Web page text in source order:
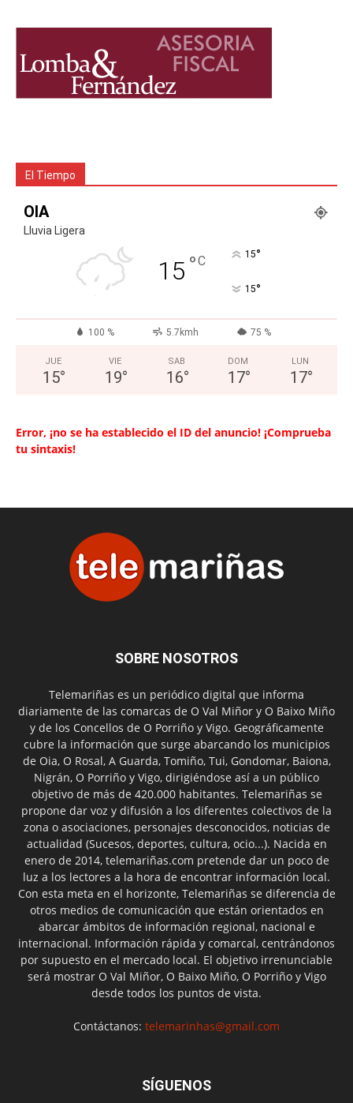
El Tiempo
OIA
Lluvia Ligera
15 °C 15°
15°
100 % 5.7kmh 75 %
JUE
15°
VIE
19°
SAB
16°
DOM
17°
LUN
17°
Error, ¡no se ha establecido el ID del anuncio! ¡Comprueba
tu sintaxis!
SOBRE NOSOTROS
Telemariñas es un periódico digital que informa
diariamente de las comarcas de O Val Miñor y O Baixo Miño
y de los Concellos de O Porriño y Vigo. Geográficamente
cubre la información que surge abarcando los municipios
de Oia, O Rosal, A Guarda, Tomiño, Tui, Gondomar, Baiona,
Nigrán, O Porriño y Vigo, dirigiéndose así a un público
objetivo de más de 420.000 habitantes. Telemariñas se
propone dar voz y difusión a los diferentes colectivos de la
zona o asociaciones, personajes desconocidos, noticias de
actualidad (Sucesos, deportes, cultura, ocio...). Nacida en
enero de 2014, telemariñas.com pretende dar un poco de
luz a los lectores a la hora de encontrar información local.
Con esta meta en el horizonte, Telemariñas se diferencia de
otros medios de comunicación que están orientados en
abarcar ámbitos de información regional, nacional e
internacional. Información rápida y comarcal, centrándonos
por supuesto en el mercado local. El objetivo irrenunciable
será mostrar O Val Miñor, O Baixo Miño, O Porriño y Vigo
desde todos los puntos de vista.
Contáctanos: telemarinhas@gmail.com
SÍGUENOS